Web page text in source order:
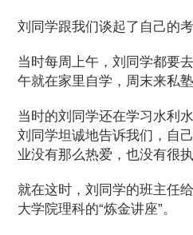
刘同学跟我们谈起了自己的考
当时每周上午，刘同学都要
午就在家里自学，周末来私塾
当时的刘同学还在学习水利
刘同学坦诚地告诉我们，自
业没有那么热爱，也没有很执
就在这时，刘同学的班主任
大学院理科的“炼金讲座”。